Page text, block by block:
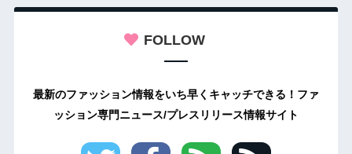
FOLLOW
最新のファッション情報をいち早くキャッチできる！ファ
ッション専門ニュース/プレスリリース情報サイト